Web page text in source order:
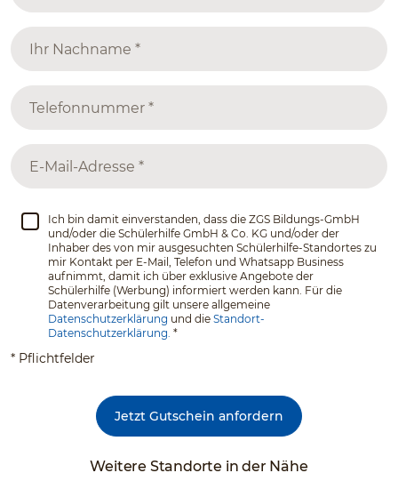
Ich bin damit einverstanden, dass die ZGS Bildungs-GmbH
und/oder die Schülerhilfe GmbH & Co. KG und/oder der
Inhaber des von mir ausgesuchten Schülerhilfe-Standortes zu
mir Kontakt per E-Mail, Telefon und Whatsapp Business
aufnimmt, damit ich über exklusive Angebote der
Schülerhilfe (Werbung) informiert werden kann. Für die
Datenverarbeitung gilt unsere allgemeine
Datenschutzerklärung und die Standort-
Datenschutzerklärung. *
* Pflichtfelder
Jetzt Gutschein anfordern
Weitere Standorte in der Nähe